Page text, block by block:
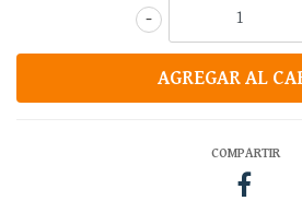
-
COMPARTIR